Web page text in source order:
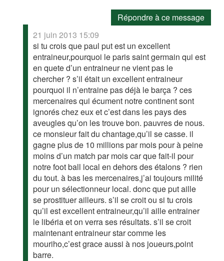
Répondre à ce message
21 juin 2013 15:09
si tu crois que paul put est un excellent
entraineur,pourquoi le paris saint germain qui est
en quete d’un entraineur ne vient pas le
chercher ? s’il était un excellent entraineur
pourquoi il n’entraine pas déjà le barça ? ces
mercenaires qui écument notre continent sont
ignorés chez eux et c’est dans les pays des
aveugles qu’on les trouve bon. pauvres de nous.
ce monsieur fait du chantage,qu’il se casse. il
gagne plus de 10 millions par mois pour à peine
moins d’un match par mois car que fait-il pour
notre foot ball local en dehors des étalons ? rien
du tout. à bas les mercenaires,j’ai toujours milité
pour un sélectionneur local. donc que put aille
se prostituer ailleurs. s’il se croit ou si tu crois
qu’il est excellent entraineur,qu’il aille entrainer
le libéria et on verra ses résultats. s’il se croit
maintenant entraineur star comme les
mouriho,c’est grace aussi à nos joueurs,point
barre.